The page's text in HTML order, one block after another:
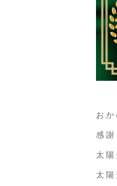
お
感
太
太